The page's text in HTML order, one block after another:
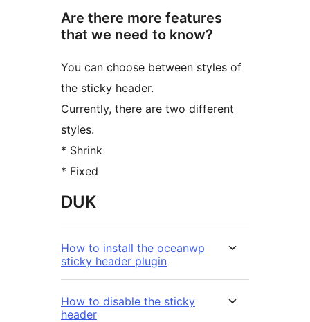
Are there more features
that we need to know?
You can choose between styles of
the sticky header.
Currently, there are two different
styles.
* Shrink
* Fixed
DUK
How to install the oceanwp
sticky header plugin
How to disable the sticky
header